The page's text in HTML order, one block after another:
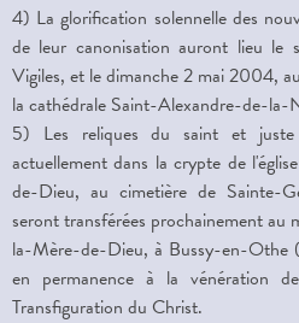
4) La glorification solennelle des
de leur canonisation auront lieu le
Vigiles, et le dimanche 2 mai 2004,
la cathédrale Saint-Alexandre-de-la-
5) Les reliques du saint et
actuellement dans la crypte de
de-Dieu, au cimetière de Sainte-
seront transférées prochainement
la-Mère-de-Dieu, à Bussy-en-Othe
en permanence à la vénération
Transfiguration du Christ.